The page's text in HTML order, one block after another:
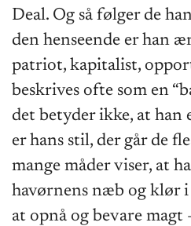
Deal. Og så følger de
den henseende er han
patriot, kapitalist,
beskrives ofte som en
det betyder ikke, at han
er hans stil, der går de
mange måder viser, at
havørnens næb og klør
at opnå og bevare magt